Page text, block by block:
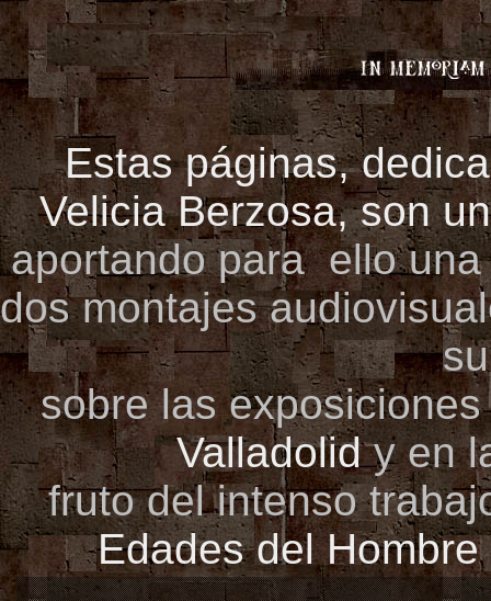
Estas páginas,
Velicia Berzosa, son
aportando para ello
dos montajes
sobre las
Valladolidy en
fruto del intenso
Edades del Hombre